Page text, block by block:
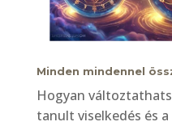
Minden mindennel
Hogyan
tanult viselkedés és